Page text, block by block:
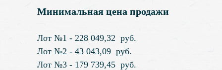
Лот №1 - 228 049,32 руб.
Лот №2 - 43 043,09 руб.
Лот №3 - 179 739,45 руб.
Минимальная цена продажи